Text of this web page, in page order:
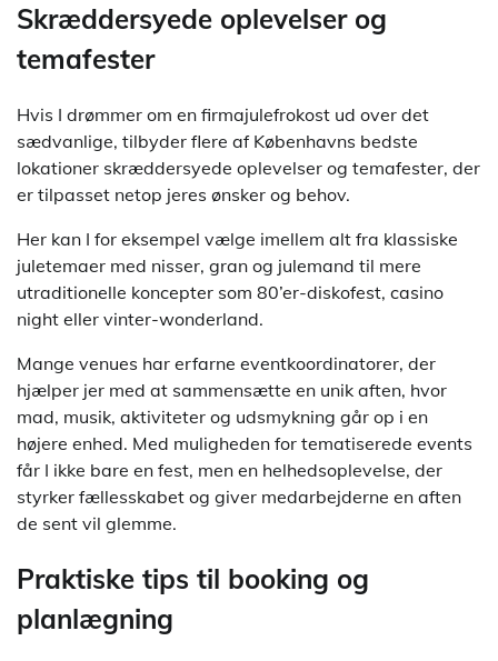
Skræddersyede oplevelser og
temafester
Hvis I drømmer om en firmajulefrokost ud over det
sædvanlige, tilbyder flere af Københavns bedste
lokationer skræddersyede oplevelser og temafester, der
er tilpasset netop jeres ønsker og behov.
Her kan I for eksempel vælge imellem alt fra klassiske
juletemaer med nisser, gran og julemand til mere
utraditionelle koncepter som 80’er-diskofest, casino
night eller vinter-wonderland.
Mange venues har erfarne eventkoordinatorer, der
hjælper jer med at sammensætte en unik aften, hvor
mad, musik, aktiviteter og udsmykning går op i en
højere enhed. Med muligheden for tematiserede events
får I ikke bare en fest, men en helhedsoplevelse, der
styrker fællesskabet og giver medarbejderne en aften
de sent vil glemme.
Praktiske tips til booking og
planlægning